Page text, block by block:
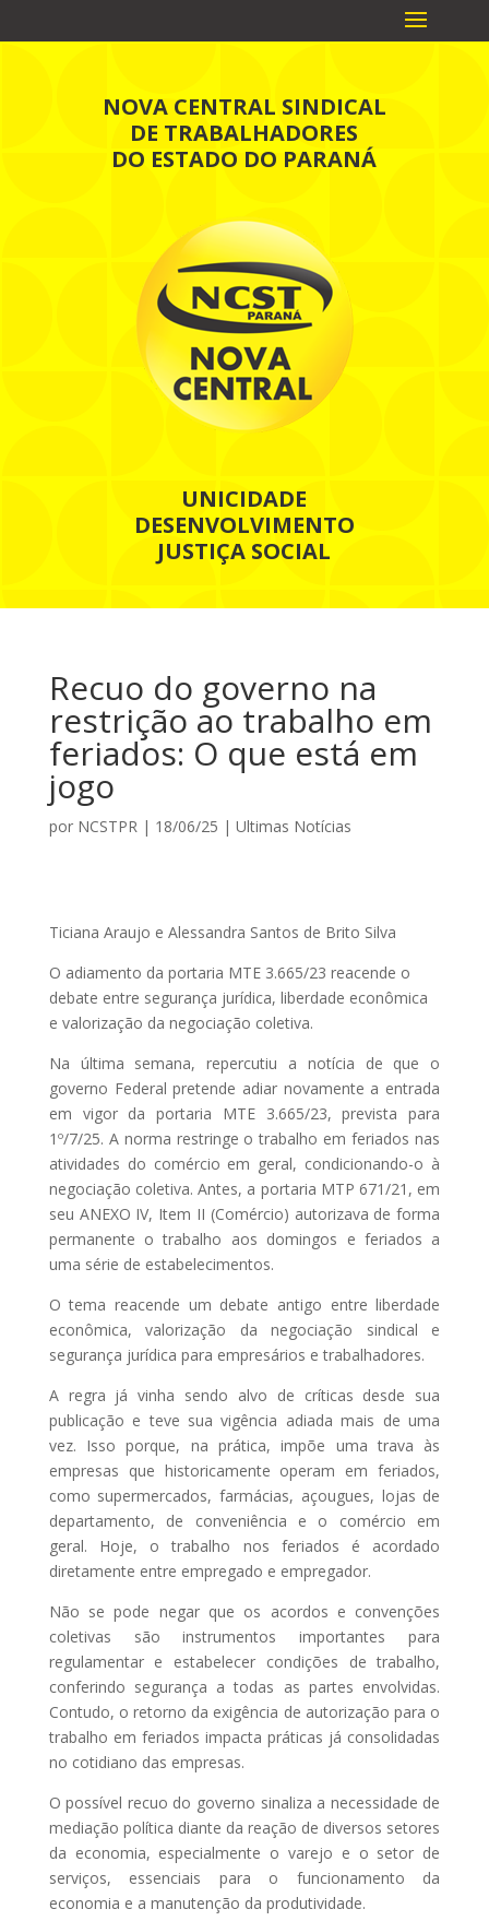
NOVA CENTRAL SINDICAL
DE TRABALHADORES
DO ESTADO DO PARANÁ
UNICIDADE
DESENVOLVIMENTO
JUSTIÇA SOCIAL
Recuo do governo na
restrição ao trabalho em
feriados: O que está em
jogo
por NCSTPR| 18/06/25 | Ultimas Notícias
Ticiana Araujo e Alessandra Santos de Brito Silva
O adiamento da portaria MTE 3.665/23 reacende o
debate entre segurança jurídica, liberdade econômica
e valorização da negociação coletiva.
Na última semana, repercutiu a notícia de que o
governo Federal pretende adiar novamente a entrada
em vigor da portaria MTE 3.665/23, prevista para
1º/7/25. A norma restringe o trabalho em feriados nas
atividades do comércio em geral, condicionando-o à
negociação coletiva. Antes, a portaria MTP 671/21, em
seu ANEXO IV, Item II (Comércio) autorizava de forma
permanente o trabalho aos domingos e feriados a
uma série de estabelecimentos.
O tema reacende um debate antigo entre liberdade
econômica, valorização da negociação sindical e
segurança jurídica para empresários e trabalhadores.
A regra já vinha sendo alvo de críticas desde sua
publicação e teve sua vigência adiada mais de uma
vez. Isso porque, na prática, impõe uma trava às
empresas que historicamente operam em feriados,
como supermercados, farmácias, açougues, lojas de
departamento, de conveniência e o comércio em
geral. Hoje, o trabalho nos feriados é acordado
diretamente entre empregado e empregador.
Não se pode negar que os acordos e convenções
coletivas são instrumentos importantes para
regulamentar e estabelecer condições de trabalho,
conferindo segurança a todas as partes envolvidas.
Contudo, o retorno da exigência de autorização para o
trabalho em feriados impacta práticas já consolidadas
no cotidiano das empresas.
O possível recuo do governo sinaliza a necessidade de
mediação política diante da reação de diversos setores
da economia, especialmente o varejo e o setor de
serviços, essenciais para o funcionamento da
economia e a manutenção da produtividade.